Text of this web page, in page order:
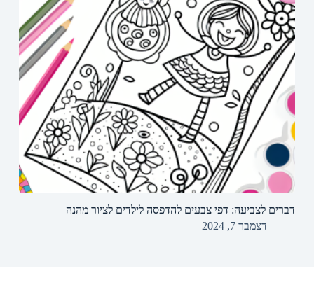
דברים לצביעה: דפי צבעים להדפסה לילדים לציור מהנה
דצמבר 7, 2024